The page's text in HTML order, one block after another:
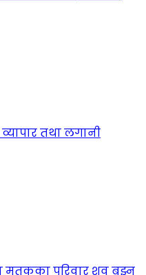
तथा लगानी
परिवार शव बुझ्न